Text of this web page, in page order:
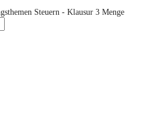
Steuern - Klausur 3 Menge